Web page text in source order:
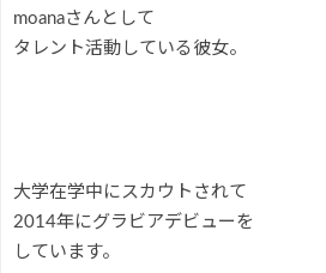
moanaさんとして
タレント活動している彼女。
大学在学中にスカウトされて
2014年にグラビアデビューを
しています。